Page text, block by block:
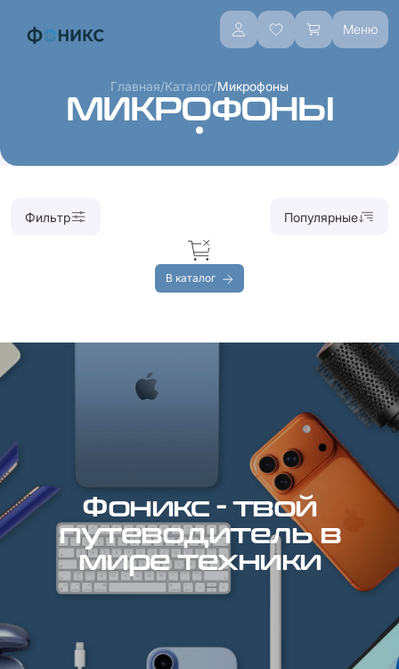
Меню
Главная/Каталог/Микрофоны
МИКРОФОНЫ
Фильтр Популярные
В каталог
Фоникс - твой
путеводитель в
мире техники